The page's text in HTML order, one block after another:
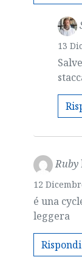
13
Ruby
12
é una
leggera
Rispondi